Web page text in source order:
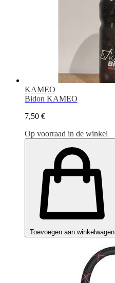
KAMEO
Bidon KAMEO
7,50 €
Op voorraad in de winkel
Toevoegen aan winkelwagen